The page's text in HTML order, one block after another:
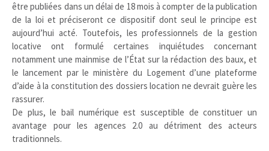
être publiées dans un délai de 18 mois à compter de la publication
de la loi et préciseront ce dispositif dont seul le principe est
aujourd’hui acté. Toutefois, les professionnels de la gestion
locative ont formulé certaines inquiétudes concernant
notamment une mainmise de l’État sur la rédaction des baux, et
le lancement par le ministère du Logement d’une plateforme
d’aide à la constitution des dossiers location ne devrait guère les
rassurer.
De plus, le bail numérique est susceptible de constituer un
avantage pour les agences 2.0 au détriment des acteurs
traditionnels.